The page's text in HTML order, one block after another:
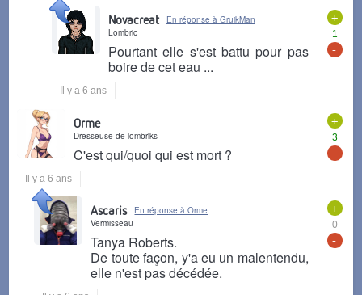
+
1
-
Novacreat
En réponse à GruikMan
Lombric
Pourtant elle s'est battu pour pas
boire de cet eau ...
Il y a 6 ans
+
3
-
Orme
Dresseuse de lombriks
C'est qui/quoi qui est mort ?
Il y a 6 ans
+
0
-
Ascaris
En réponse à Orme
Vermisseau
Tanya Roberts.
De toute façon, y'a eu un malentendu,
elle n'est pas décédée.